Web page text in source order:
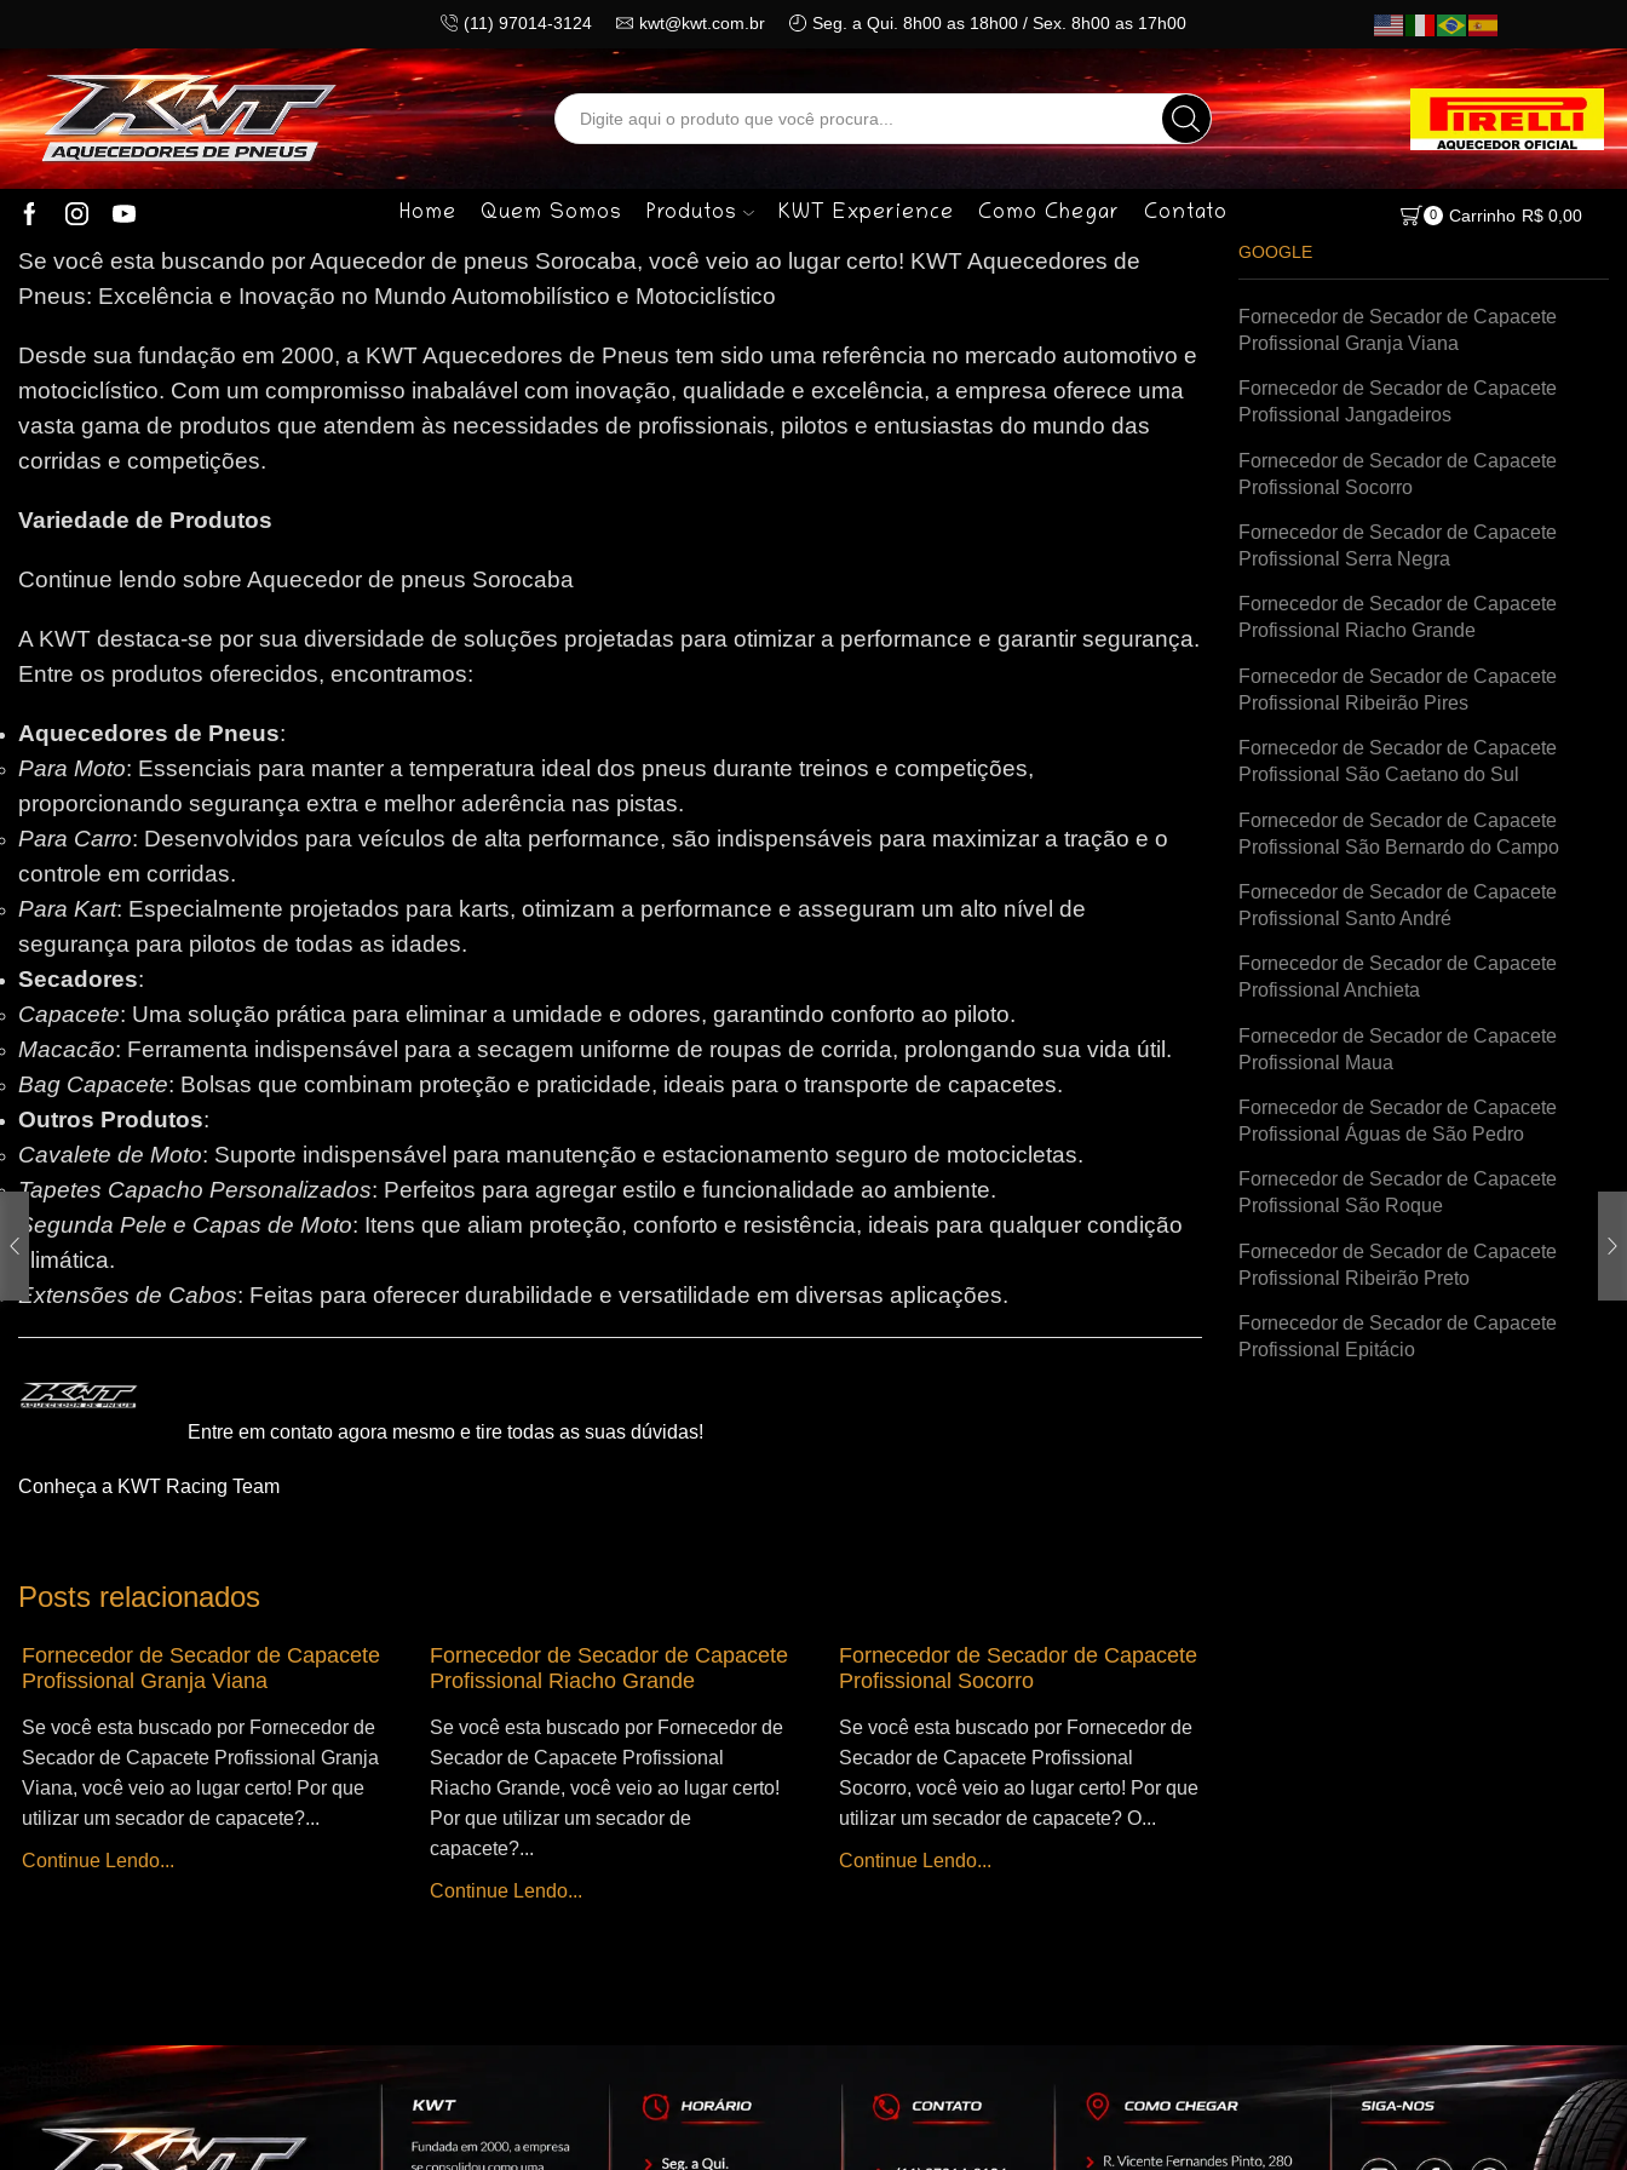
(11) 97014-3124 kwt@kwt.com.br Seg. a Qui. 8h00 as 18h00 / Sex. 8h00 as 17h00
Search
input
Home Quem Somos Produtos KWT Experience Como Chegar Contato 0 Carrinho R$0,00
Se você esta buscando por Aquecedor de pneus Sorocaba, você veio ao lugar certo! KWT Aquecedores de
Pneus: Excelência e Inovação no Mundo Automobilístico e Motociclístico
Desde sua fundação em 2000, a KWT Aquecedores de Pneus tem sido uma referência no mercado automotivo e
motociclístico. Com um compromisso inabalável com inovação, qualidade e excelência, a empresa oferece uma
vasta gama de produtos que atendem às necessidades de profissionais, pilotos e entusiastas do mundo das
corridas e competições.
Variedade de Produtos
Continue lendo sobre Aquecedor de pneus Sorocaba
A KWT destaca-se por sua diversidade de soluções projetadas para otimizar a performance e garantir segurança.
Entre os produtos oferecidos, encontramos:
Aquecedores de Pneus:
Para Moto: Essenciais para manter a temperatura ideal dos pneus durante treinos e competições,
proporcionando segurança extra e melhor aderência nas pistas.
Para Carro: Desenvolvidos para veículos de alta performance, são indispensáveis para maximizar a tração e o
controle em corridas.
Para Kart: Especialmente projetados para karts, otimizam a performance e asseguram um alto nível de
segurança para pilotos de todas as idades.
Secadores:
Capacete: Uma solução prática para eliminar a umidade e odores, garantindo conforto ao piloto.
Macacão: Ferramenta indispensável para a secagem uniforme de roupas de corrida, prolongando sua vida útil.
Bag Capacete: Bolsas que combinam proteção e praticidade, ideais para o transporte de capacetes.
Outros Produtos:
Cavalete de Moto: Suporte indispensável para manutenção e estacionamento seguro de motocicletas.
Tapetes Capacho Personalizados: Perfeitos para agregar estilo e funcionalidade ao ambiente.
Segunda Pele e Capas de Moto: Itens que aliam proteção, conforto e resistência, ideais para qualquer condição
climática.
Extensões de Cabos: Feitas para oferecer durabilidade e versatilidade em diversas aplicações.
Entre em contato agora mesmo e tire todas as suas dúvidas!
Conheça a KWT Racing Team
Posts relacionados
Fornecedor de Secador de Capacete
Profissional Granja Viana
Se você esta buscado por Fornecedor de
Secador de Capacete Profissional Granja
Viana, você veio ao lugar certo! Por que
utilizar um secador de capacete?...
Continue Lendo...
Fornecedor de Secador de Capacete
Profissional Riacho Grande
Se você esta buscado por Fornecedor de
Secador de Capacete Profissional
Riacho Grande, você veio ao lugar certo!
Por que utilizar um secador de
capacete?...
Continue Lendo...
Fornecedor de Secador de Capacete
Profissional Socorro
Se você esta buscado por Fornecedor de
Secador de Capacete Profissional
Socorro, você veio ao lugar certo! Por que
utilizar um secador de capacete? O...
Continue Lendo...
GOOGLE
Fornecedor de Secador de Capacete
Profissional Granja Viana
Fornecedor de Secador de Capacete
Profissional Jangadeiros
Fornecedor de Secador de Capacete
Profissional Socorro
Fornecedor de Secador de Capacete
Profissional Serra Negra
Fornecedor de Secador de Capacete
Profissional Riacho Grande
Fornecedor de Secador de Capacete
Profissional Ribeirão Pires
Fornecedor de Secador de Capacete
Profissional São Caetano do Sul
Fornecedor de Secador de Capacete
Profissional São Bernardo do Campo
Fornecedor de Secador de Capacete
Profissional Santo André
Fornecedor de Secador de Capacete
Profissional Anchieta
Fornecedor de Secador de Capacete
Profissional Maua
Fornecedor de Secador de Capacete
Profissional Águas de São Pedro
Fornecedor de Secador de Capacete
Profissional São Roque
Fornecedor de Secador de Capacete
Profissional Ribeirão Preto
Fornecedor de Secador de Capacete
Profissional Epitácio